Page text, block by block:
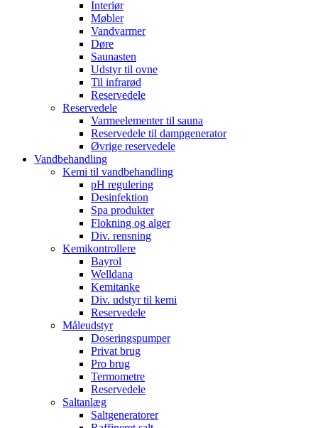
Interiør
Møbler
Vandvarmer
Døre
Saunasten
Udstyr til ovne
Til infrarød
Reservedele
Reservedele
Varmeelementer til sauna
Reservedele til dampgenerator
Øvrige reservedele
Vandbehandling
Kemi til vandbehandling
pH regulering
Desinfektion
Spa produkter
Flokning og alger
Div. rensning
Kemikontrollere
Bayrol
Welldana
Kemitanke
Div. udstyr til kemi
Reservedele
Måleudstyr
Doseringspumper
Privat brug
Pro brug
Termometre
Reservedele
Saltanlæg
Saltgeneratorer